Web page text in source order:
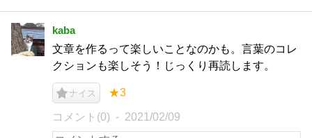
kaba
文章を作るって楽しいことなのかも。言葉のコレ
クションも楽しそう！じっくり再読します。
ナイス ★3
コメント(0) 2021/02/09